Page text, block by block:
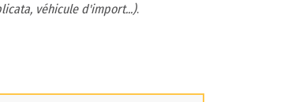
véhicule d'import...).